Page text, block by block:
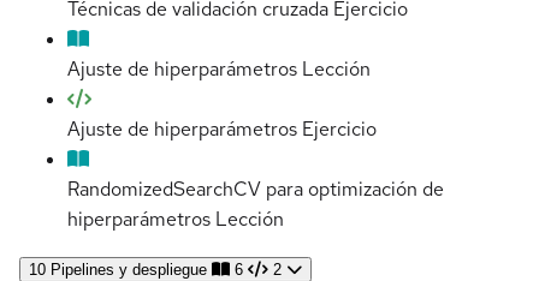
Técnicas de validación cruzada Ejercicio
Ajuste de hiperparámetros Lección
Ajuste de hiperparámetros Ejercicio
RandomizedSearchCV para optimización de
hiperparámetros Lección
10 Pipelines y despliegue 6 2